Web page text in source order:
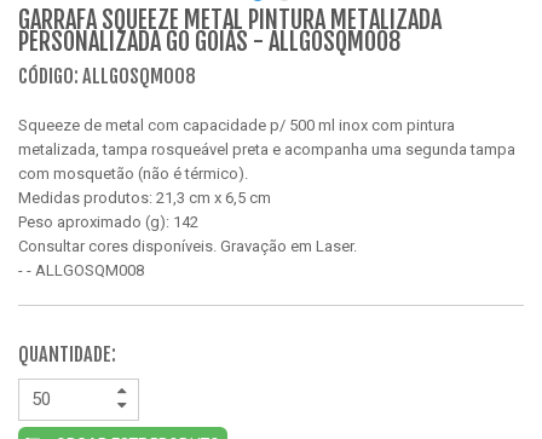
GARRAFA SQUEEZE METAL PINTURA METALIZADA
PERSONALIZADA GO GOIÁS - ALLGOSQM008
CÓDIGO: ALLGOSQM008
Squeeze de metal com capacidade p/ 500 ml inox com pintura
metalizada, tampa rosqueável preta e acompanha uma segunda tampa
com mosquetão (não é térmico).
Medidas produtos: 21,3 cm x 6,5 cm
Peso aproximado (g): 142
Consultar cores disponíveis. Gravação em Laser.
- - ALLGOSQM008
QUANTIDADE: